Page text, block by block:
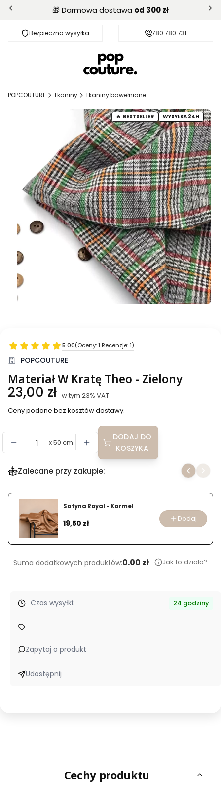
🎁 Darmowa dostawa od 300 zł
Bezpieczna wysyłka Darmowa dostawa od 300 zł
780 780 731
POPCOUTURE Tkaniny Tkaniny bawełniane
BESTSELLER WYSYŁKA 24H
5.00(Oceny: 1 Recenzje: 1)
Przejdź do sekcji Opinie
POPCOUTURE
Materiał W Kratę Theo - Zielony
Cena
23,00 zł w tym 23% VAT
w tym 23% VAT
Ceny podane bez kosztów dostawy.
x 50 cm
DODAJ DO
KOSZYKA
Zalecane przy zakupie:
Satyna Royal - Karmel
Cena
19,50 zł Dodaj
Suma dodatkowych produktów:0.00 zł Jak to dziala?
Czas wysyłki: 24 godziny
Zapytaj o produkt
Udostępnij
Cechy produktu